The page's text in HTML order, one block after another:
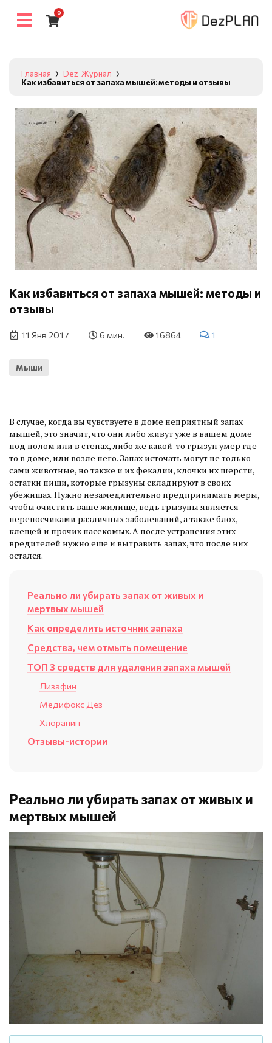
0
Главная
Dez-Журнал
Как избавиться от запаха мышей: методы и отзывы
Как избавиться от запаха мышей: методы и
отзывы
11 Янв 2017 6 мин. 16864 1
Мыши
В случае, когда вы чувствуете в доме неприятный запах
мышей, это значит, что они либо живут уже в вашем доме
под полом или в стенах, либо же какой-то грызун умер где-
то в доме, или возле него. Запах источать могут не только
сами животные, но также и их фекалии, клочки их шерсти,
остатки пищи, которые грызуны складируют в своих
убежищах. Нужно незамедлительно предпринимать меры,
чтобы очистить ваше жилище, ведь грызуны является
переносчиками различных заболеваний, а также блох,
клещей и прочих насекомых. А после устранения этих
вредителей нужно еще и вытравить запах, что после них
остался.
Реально ли убирать запах от живых и
мертвых мышей
Как определить источник запаха
Средства, чем отмыть помещение
ТОП 3 средств для удаления запаха мышей
Лизафин
Медифокс Дез
Хлорапин
Отзывы-истории
Реально ли убирать запах от живых и
мертвых мышей